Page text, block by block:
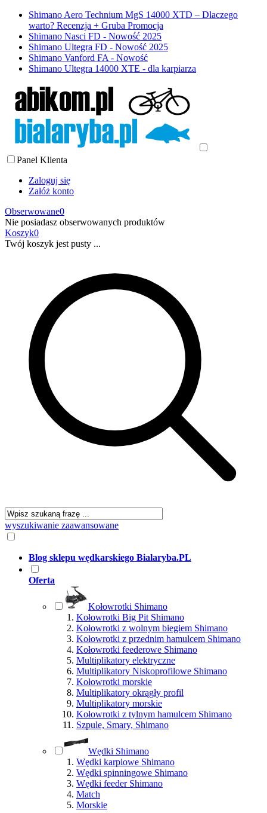
Shimano Aero Technium MgS 14000 XTD – Dlaczego
warto? Recenzja + Gruba Promocja
Shimano Nasci FD - Nowość 2025
Shimano Ultegra FD - Nowość 2025
Shimano Vanford FA - Nowość
Shimano Ultegra 14000 XTE - dla karpiarza
Panel Klienta
Zaloguj się
Załóż konto
Obserwowane0
Nie posiadasz obserwowanych produktów
Koszyk0
Twój koszyk jest pusty ...
wyszukiwanie zaawansowane
Blog sklepu wędkarskiego Bialaryba.PL
Oferta
Kołowrotki Shimano
Kołowrotki Big Pit Shimano
Kołowrotki z wolnym biegiem Shimano
Kołowrotki z przednim hamulcem Shimano
Kołowrotki feederowe Shimano
Multiplikatory elektryczne
Multiplikatory Niskoprofilowe Shimano
Kołowrotki morskie
Multiplikatory okrągły profil
Multiplikatory morskie
Kołowrotki z tylnym hamulcem Shimano
Szpule, Smary, Shimano
Wędki Shimano
Wędki karpiowe Shimano
Wędki spinningowe Shimano
Wędki feeder Shimano
Match
Morskie